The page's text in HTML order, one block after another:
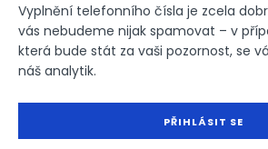
Vyplnění telefonního čísla je zcela
vás nebudeme nijak spamovat – v
která bude stát za vaši pozornost, se
náš analytik.